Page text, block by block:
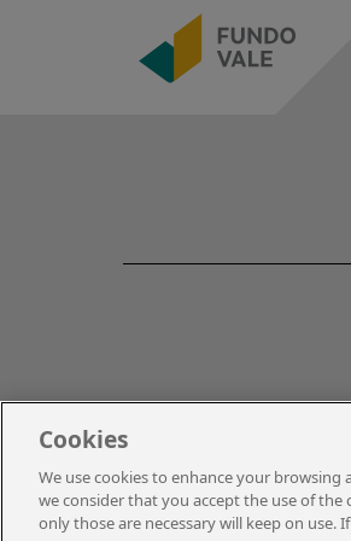
© 2021 – Vale | Todos os
Cookies
We use cookies to enhance your browsing
we consider that you accept the use of the
only those are necessary will keep on use.